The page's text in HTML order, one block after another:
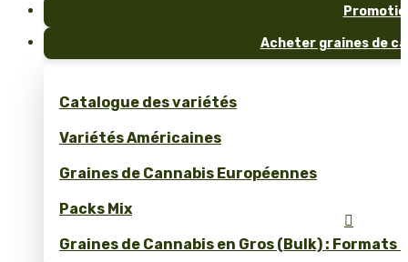
Acheter graines de
Catalogue des variétés
Variétés Américaines
Graines de Cannabis Européennes
Packs Mix
Graines de Cannabis en Gros (Bulk) : Formats
